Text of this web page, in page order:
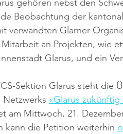
gehören nebst den
Beobachtung der
verwandten Glarner
an Projekten, wie
Glarus, und ein
Sektion Glarus steht die
Netzwerks «Glarus zukünftig
am Mittwoch, 21.
kann die Petition weiterhin